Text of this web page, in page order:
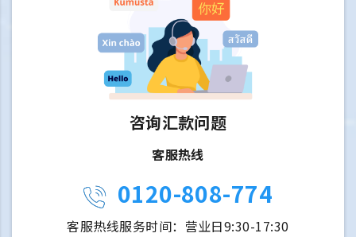
咨询汇款问题
客服热线
0120-808-774
客服热线服务时间：营业日9:30-17:30